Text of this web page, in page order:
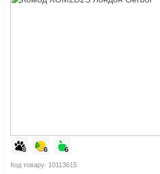
Код товару: 10113615